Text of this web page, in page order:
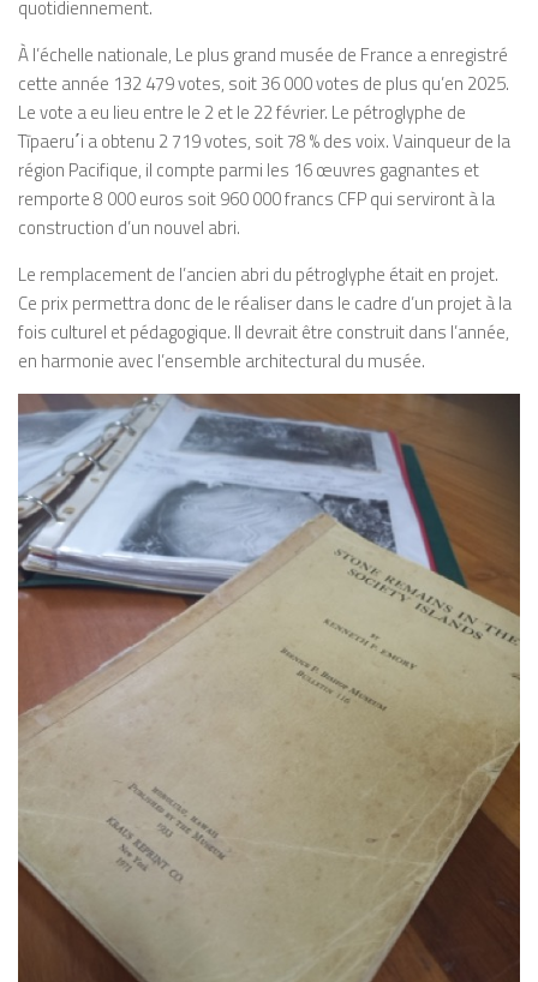
quotidiennement.
À l’échelle nationale, Le plus grand musée de France a enregistré
cette année 132 479 votes, soit 36 000 votes de plus qu’en 2025.
Le vote a eu lieu entre le 2 et le 22 février. Le pétroglyphe de
Tīpaeru΄i a obtenu 2 719 votes, soit 78 % des voix. Vainqueur de la
région Pacifique, il compte parmi les 16 œuvres gagnantes et
remporte 8 000 euros soit 960 000 francs CFP qui serviront à la
construction d’un nouvel abri.
Le remplacement de l’ancien abri du pétroglyphe était en projet.
Ce prix permettra donc de le réaliser dans le cadre d’un projet à la
fois culturel et pédagogique. Il devrait être construit dans l’année,
en harmonie avec l’ensemble architectural du musée.